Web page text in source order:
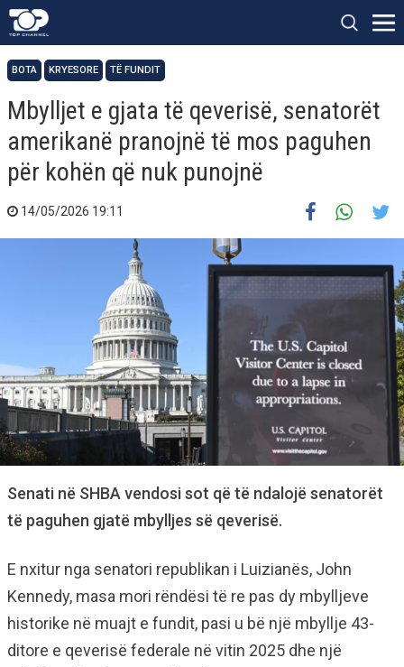
BOTA KRYESORE TË FUNDIT
Mbylljet e gjata të qeverisë, senatorët
amerikanë pranojnë të mos paguhen
për kohën që nuk punojnë
14/05/2026 19:11
Senati në SHBA vendosi sot që të ndalojë senatorët
të paguhen gjatë mbylljes së qeverisë.
E nxitur nga senatori republikan i Luizianës, John
Kennedy, masa mori rëndësi të re pas dy mbylljeve
historike në muajt e fundit, pasi u bë një mbyllje 43-
ditore e qeverisë federale në vitin 2025 dhe një